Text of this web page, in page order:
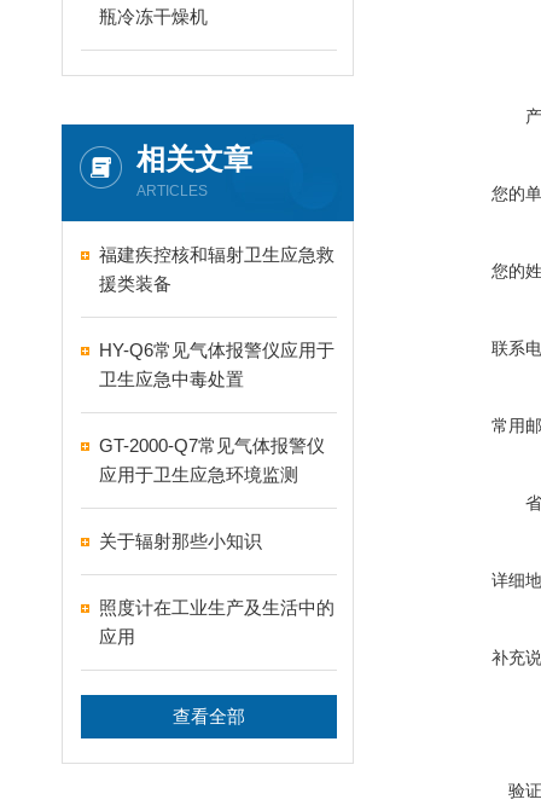
瓶冷冻干燥机
相关文章
ARTICLES
福建疾控核和辐射卫生应急救
援类装备
HY-Q6常见气体报警仪应用于
卫生应急中毒处置
GT-2000-Q7常见气体报警仪
应用于卫生应急环境监测
关于辐射那些小知识
照度计在工业生产及生活中的
应用
查看全部
您的
您的
联系
常用
详细
补充
验